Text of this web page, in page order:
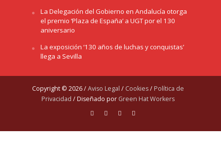
La Delegación del Gobierno en Andalucía otorga
el premio ‘Plaza de España’ a UGT por el 130
aniversario
La exposición ‘130 años de luchas y conquistas’
llega a Sevilla
Copyright © 2026 /Aviso Legal / Cookies/ Política de
Privacidad / Diseñado por Green Hat Workers